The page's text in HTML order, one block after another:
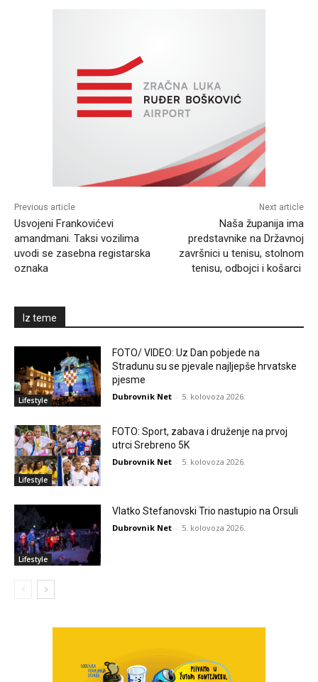
Previous article
Usvojeni Frankovićevi
amandmani. Taksi vozilima
uvodi se zasebna registarska
oznaka
Next article
Naša županija ima
predstavnike na Državnoj
završnici u tenisu, stolnom
tenisu, odbojci i košarci
Iz teme
Lifestyle
FOTO/ VIDEO: Uz Dan pobjede na
Stradunu su se pjevale najljepše hrvatske
pjesme
Dubrovnik Net - 5. kolovoza 2026.
Lifestyle
FOTO: Sport, zabava i druženje na prvoj
utrci Srebreno 5K
Dubrovnik Net - 5. kolovoza 2026.
Lifestyle
Vlatko Stefanovski Trio nastupio na Orsuli
Dubrovnik Net - 5. kolovoza 2026.